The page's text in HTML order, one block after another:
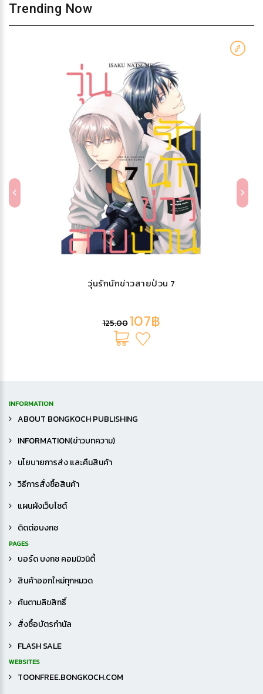
Trending Now
วุ่นรักนักข่าวสายป่วน 7
125.00107฿
INFORMATION
ABOUT BONGKOCH PUBLISHING
INFORMATION(ข่าวบทความ)
นโยบายการส่ง และคืนสินค้า
วิธีการสั่งซื้อสินค้า
แผนผังเว็บไซต์
ติดต่อบงกช
PAGES
บอร์ด บงกช คอมมิวนิตี้
สินค้าออกใหม่ทุกหมวด
ค้นตามลิขสิทธิ์
สั่งซื้อบัตรกำนัล
FLASH SALE
WEBSITES
TOONFREE.BONGKOCH.COM